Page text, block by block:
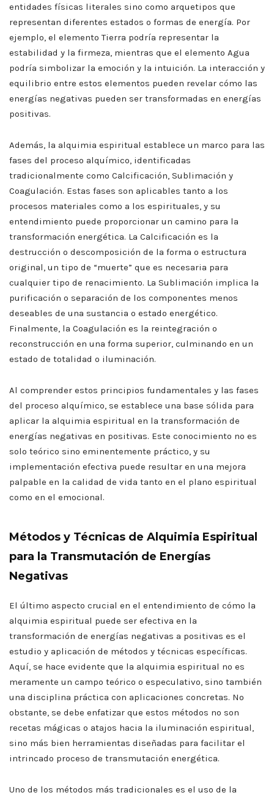
entidades físicas literales sino como arquetipos que
representan diferentes estados o formas de energía. Por
ejemplo, el elemento Tierra podría representar la
estabilidad y la firmeza, mientras que el elemento Agua
podría simbolizar la emoción y la intuición. La interacción y
equilibrio entre estos elementos pueden revelar cómo las
energías negativas pueden ser transformadas en energías
positivas.
Además, la alquimia espiritual establece un marco para las
fases del proceso alquímico, identificadas
tradicionalmente como Calcificación, Sublimación y
Coagulación. Estas fases son aplicables tanto a los
procesos materiales como a los espirituales, y su
entendimiento puede proporcionar un camino para la
transformación energética. La Calcificación es la
destrucción o descomposición de la forma o estructura
original, un tipo de “muerte” que es necesaria para
cualquier tipo de renacimiento. La Sublimación implica la
purificación o separación de los componentes menos
deseables de una sustancia o estado energético.
Finalmente, la Coagulación es la reintegración o
reconstrucción en una forma superior, culminando en un
estado de totalidad o iluminación.
Al comprender estos principios fundamentales y las fases
del proceso alquímico, se establece una base sólida para
aplicar la alquimia espiritual en la transformación de
energías negativas en positivas. Este conocimiento no es
solo teórico sino eminentemente práctico, y su
implementación efectiva puede resultar en una mejora
palpable en la calidad de vida tanto en el plano espiritual
como en el emocional.
Métodos y Técnicas de Alquimia Espiritual
para la Transmutación de Energías
Negativas
El último aspecto crucial en el entendimiento de cómo la
alquimia espiritual puede ser efectiva en la
transformación de energías negativas a positivas es el
estudio y aplicación de métodos y técnicas específicas.
Aquí, se hace evidente que la alquimia espiritual no es
meramente un campo teórico o especulativo, sino también
una disciplina práctica con aplicaciones concretas. No
obstante, se debe enfatizar que estos métodos no son
recetas mágicas o atajos hacia la iluminación espiritual,
sino más bien herramientas diseñadas para facilitar el
intrincado proceso de transmutación energética.
Uno de los métodos más tradicionales es el uso de la